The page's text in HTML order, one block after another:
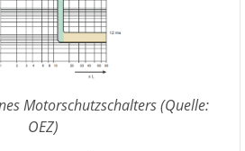
Motorschutzschalters (Quelle:
OEZ)